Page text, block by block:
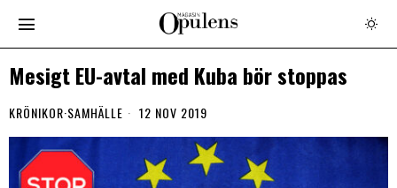
Mesigt EU-avtal med Kuba bör stoppas
KRÖNIKOR·SAMHÄLLE 12 NOV 2019